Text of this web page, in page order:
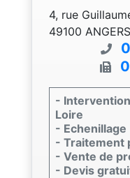
4, rue
49100 ANGERS
-
Loire
- Echenillage
- Traitement
- Vente de
- Devis